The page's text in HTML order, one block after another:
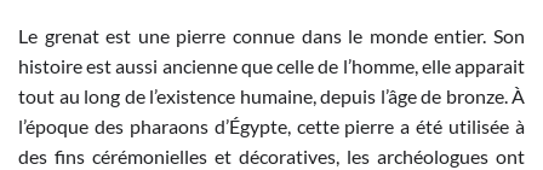
Le grenat est une pierre connue dans le monde entier. Son
histoire est aussi ancienne que celle de l’homme, elle apparait
tout au long de l’existence humaine, depuis l’âge de bronze. À
l’époque des pharaons d’Égypte, cette pierre a été utilisée à
des fins cérémonielles et décoratives, les archéologues ont